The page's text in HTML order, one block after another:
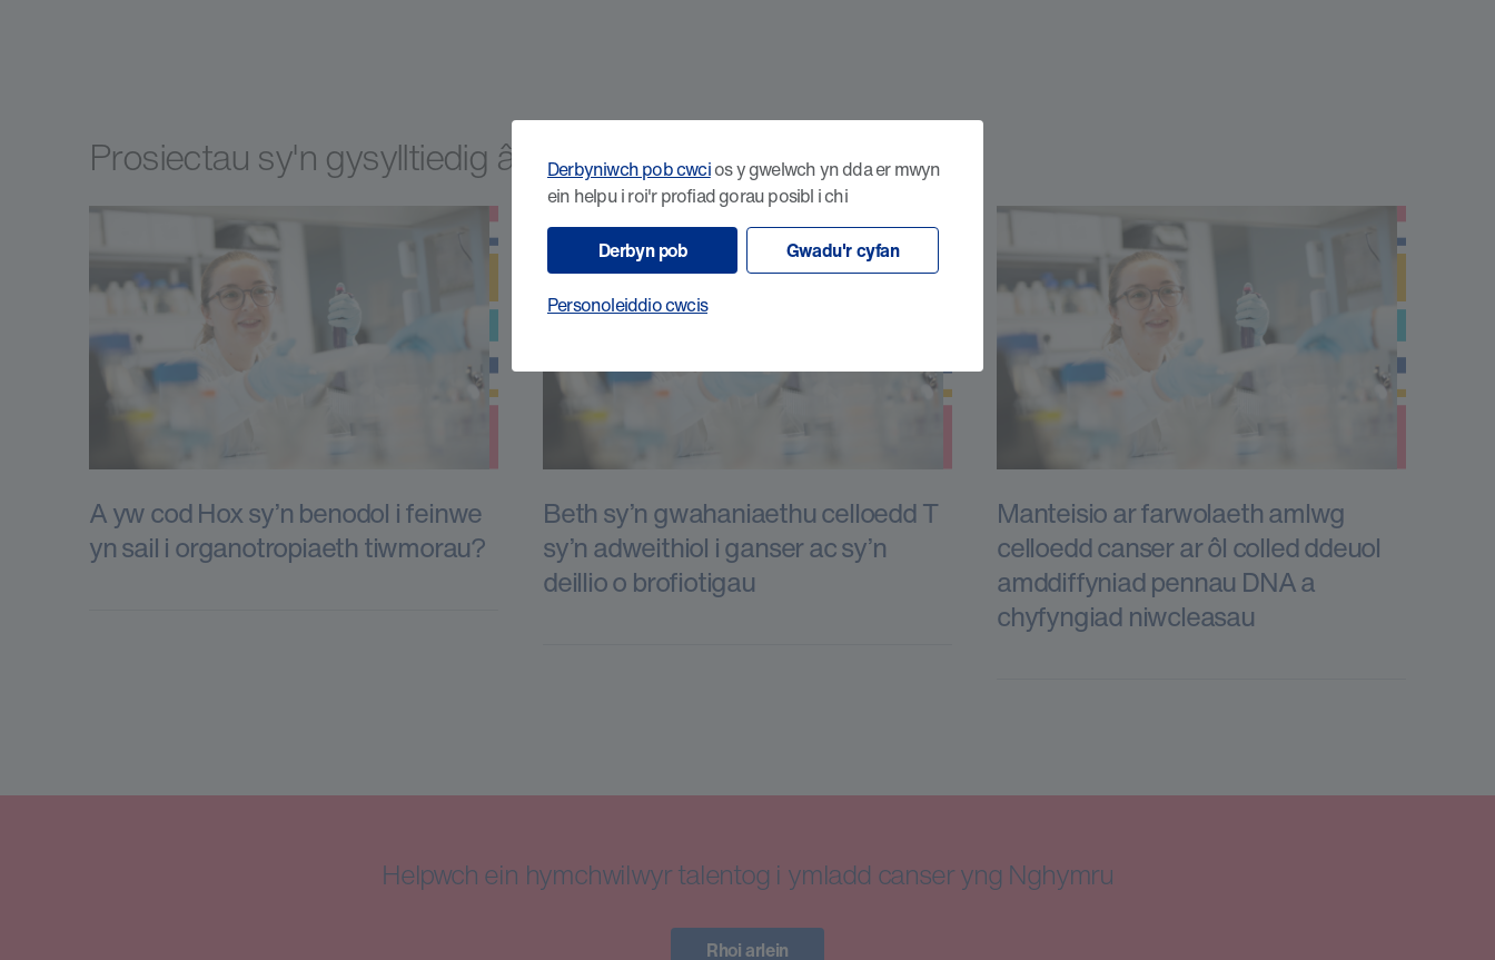
Derbyniwch pob cwcios y gwelwch yn dda er mwyn
ein helpu i roi'r profiad gorau posibl i chi
Derbyn pob Gwadu'r cyfan
Personoleiddio cwcis
Prosiectau sy'n gysylltiedig âDarganfod
A yw cod Hox sy’n benodol i feinwe
yn sail i organotropiaeth tiwmorau?
Beth sy’n gwahaniaethu celloedd T
sy’n adweithiol i ganser ac sy’n
deillio o brofiotigau
Manteisio ar farwolaeth amlwg
celloedd canser ar ôl colled ddeuol
amddiffyniad pennau DNA a
chyfyngiad niwcleasau
Helpwch ein hymchwilwyr talentog i ymladd canser yng Nghymru
Rhoi arlein